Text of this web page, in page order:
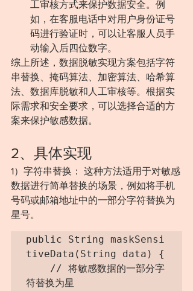
工审核方式来保护数据安全。例
如，在客服电话中对用户身份证号
码进行验证时，可以让客服人员手
动输入后四位数字。
综上所述，数据脱敏实现方案包括字符
串替换、掩码算法、加密算法、哈希算
法、数据库脱敏和人工审核等。根据实
际需求和安全要求，可以选择合适的方
案来保护敏感数据。
2、具体实现
1）字符串替换： 这种方法适用于对敏感
数据进行简单替换的场景，例如将手机
号码或邮箱地址中的一部分字符替换为
星号。
public String maskSensi
tiveData(String data) {
// 将敏感数据的一部分字
符替换为星